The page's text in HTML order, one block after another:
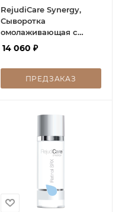
RejudiCare Synergy,
Сыворотка
омолаживающая с
витамином C, 3C Serum,
14 060 ₽
ПРЕДЗАКАЗ